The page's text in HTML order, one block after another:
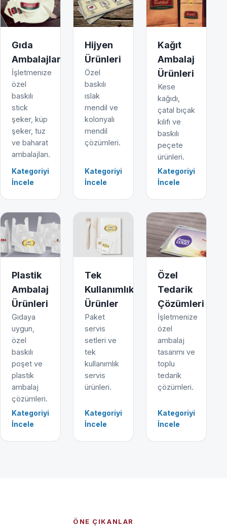
Gıda
Ambalajları
İşletmenize
özel
baskılı
stick
şeker, küp
şeker, tuz
ve baharat
ambalajları.
Kategoriyi
İncele
Hijyen
Ürünleri
Özel
baskılı
ıslak
mendil ve
kolonyalı
mendil
çözümleri.
Kategoriyi
İncele
Kağıt
Ambalaj
Ürünleri
Kese
kağıdı,
çatal bıçak
kılıfı ve
baskılı
peçete
ürünleri.
Kategoriyi
İncele
Plastik
Ambalaj
Ürünleri
Gıdaya
uygun,
özel
baskılı
poşet ve
plastik
ambalaj
çözümleri.
Kategoriyi
İncele
Tek
Kullanımlık
Ürünler
Paket
servis
setleri ve
tek
kullanımlık
servis
ürünleri.
Kategoriyi
İncele
Özel
Tedarik
Çözümleri
İşletmenize
özel
ambalaj
tasarımı ve
toplu
tedarik
çözümleri.
Kategoriyi
İncele
ÖNE ÇIKANLAR